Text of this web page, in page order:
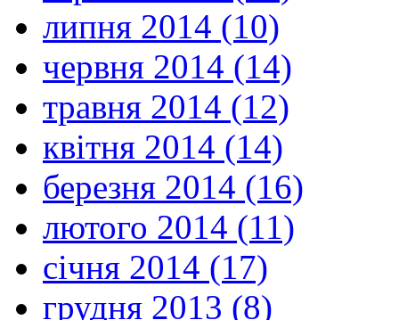
липня 2014 (10)
червня 2014 (14)
травня 2014 (12)
квітня 2014 (14)
березня 2014 (16)
лютого 2014 (11)
січня 2014 (17)
грудня 2013 (8)